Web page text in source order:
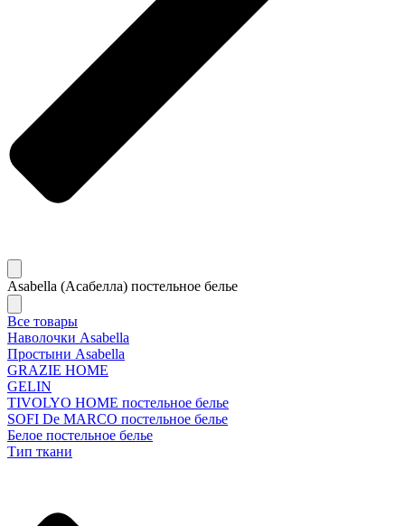
Asabella (Асабелла) постельное белье
Все товары
Наволочки Asabella
Простыни Asabella
GRAZIE HOME
GELIN
TIVOLYO HOME постельное белье
SOFI De MARCO постельное белье
Белое постельное белье
Тип ткани